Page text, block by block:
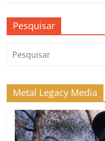
b
o
o
p
Pesquisar
Metal Legacy Media